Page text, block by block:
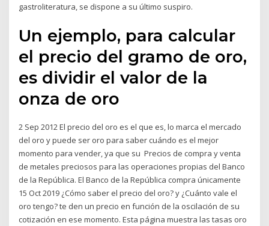
gastroliteratura, se dispone a su último suspiro.
Un ejemplo, para calcular
el precio del gramo de oro,
es dividir el valor de la
onza de oro
2 Sep 2012 El precio del oro es el que es, lo marca el mercado
del oro y puede ser oro para saber cuándo es el mejor
momento para vender, ya que su Precios de compra y venta
de metales preciosos para las operaciones propias del Banco
de la República. El Banco de la República compra únicamente
15 Oct 2019 ¿Cómo saber el precio del oro? y ¿Cuánto vale el
oro tengo? te den un precio en función de la oscilación de su
cotización en ese momento. Esta página muestra las tasas oro